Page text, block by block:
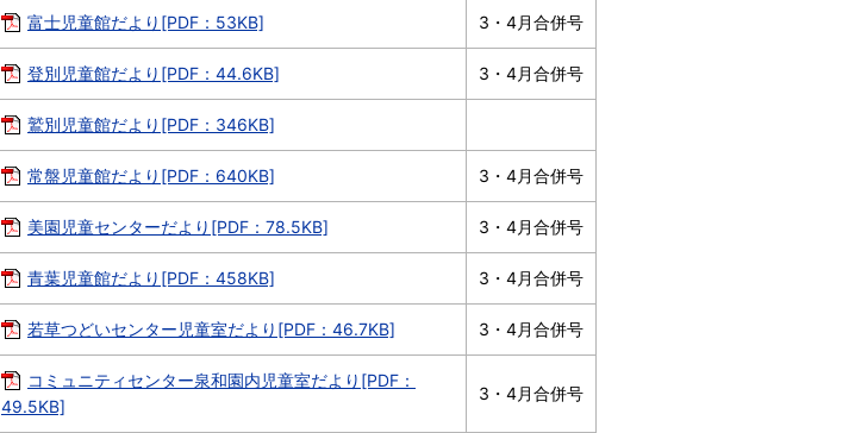
富士児童館だより[PDF：53KB] 3・4月合併号
登別児童館だより[PDF：44.6KB] 3・4月合併号
鷲別児童館だより[PDF：346KB]
常盤児童館だより[PDF：640KB] 3・4月合併号
美園児童センターだより[PDF：78.5KB] 3・4月合併号
青葉児童館だより[PDF：458KB] 3・4月合併号
若草つどいセンター児童室だより[PDF：46.7KB] 3・4月合併号
コミュニティセンター泉和園内児童室だより[PDF：
49.5KB]
3・4月合併号